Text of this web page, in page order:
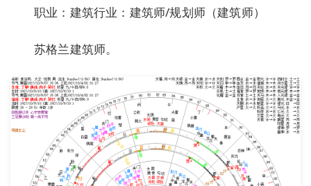
职业：建筑行业：建筑师/规划师（建筑师）
苏格兰建筑师。